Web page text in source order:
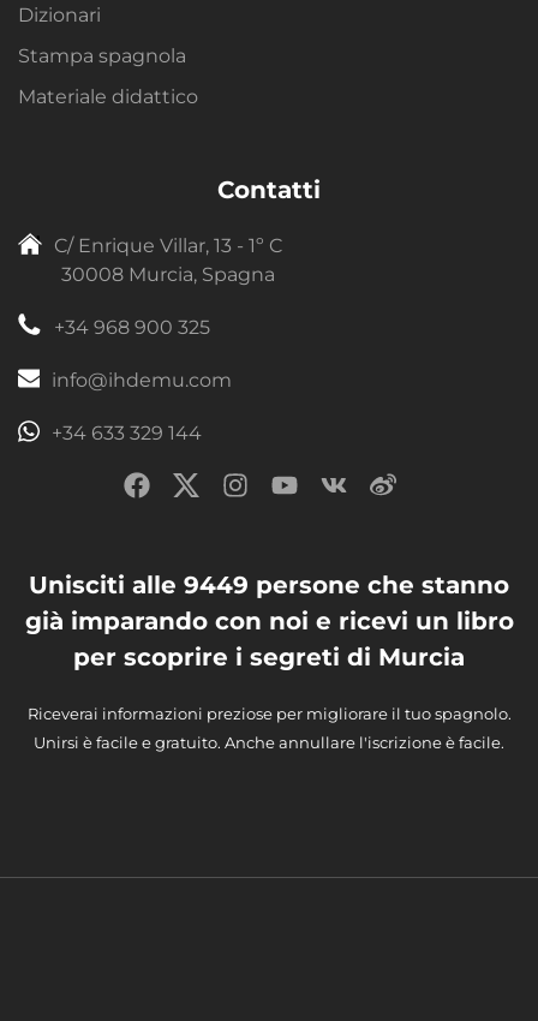
Dizionari
Stampa spagnola
Materiale didattico
Contatti
C/ Enrique Villar, 13 - 1º C
30008 Murcia, Spagna
+34 968 900 325
info@ihdemu.com
+34 633 329 144
Unisciti alle 9449 persone che stanno
già imparando con noi e ricevi un libro
per scoprire i segreti di Murcia
Riceverai informazioni preziose per migliorare il tuo spagnolo.
Unirsi è facile e gratuito. Anche annullare l'iscrizione è facile.